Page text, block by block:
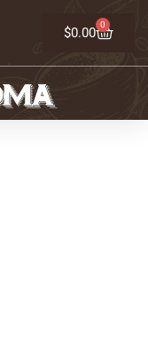
$0.00 0
Carrito